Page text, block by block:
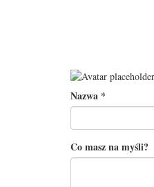
Nazwa *
Co masz na myśli?